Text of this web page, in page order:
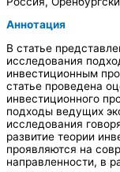
Аннотация
В статье
исследования
инвестиционным
статье проведена
инвестиционного
подходы ведущих
исследования
развитие теории
проявляются на
направленности, в